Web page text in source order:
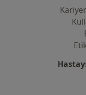
Kariyer